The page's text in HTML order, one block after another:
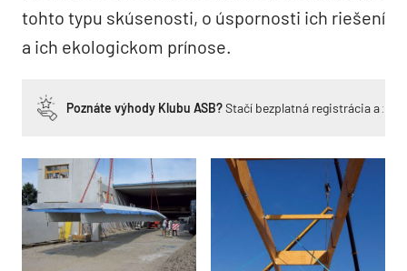
tohto typu skúsenosti, o úspornosti ich riešení
a ich ekologickom prínose.
Poznáte výhody Klubu ASB?Stačí bezplatná registrácia a